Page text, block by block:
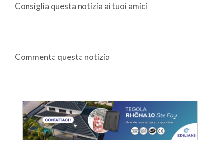
Consiglia questa notizia ai tuoi amici
Commenta questa notizia